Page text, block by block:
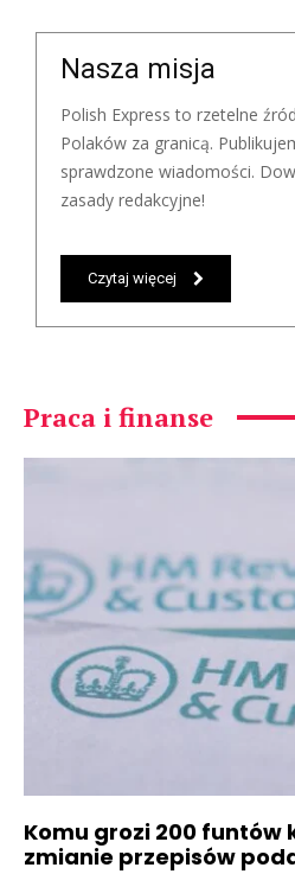
Nasza misja
Polish Express to rzetelne
Polaków za granicą.
sprawdzone wiadomości.
zasady redakcyjne!
Czytaj więcej
Praca i finanse
Komu grozi 200 funtów
zmianie przepisów